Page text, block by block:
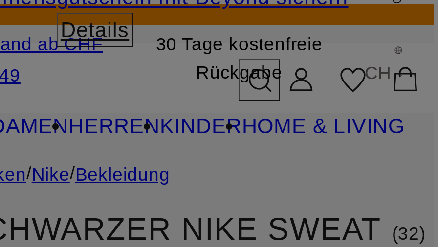
ZUM SUCHFELD ÜBERSPRINGEN
Details
ab CHF
30 Tage kostenfreie
Rückgabe
CH
HERRENKINDERHOME & LIVING
/Nike/Bekleidung
NIKE SWEAT 32